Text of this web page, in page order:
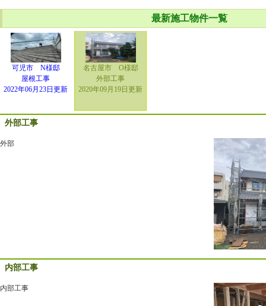
最新施工物件一覧
可児市 N様邸
屋根工事
2022年06月23日更新
名古屋市 O様邸
外部工事
2020年09月19日更新
外部工事
外部
内部工事
内部工事